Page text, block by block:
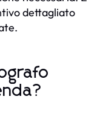
dettagliato